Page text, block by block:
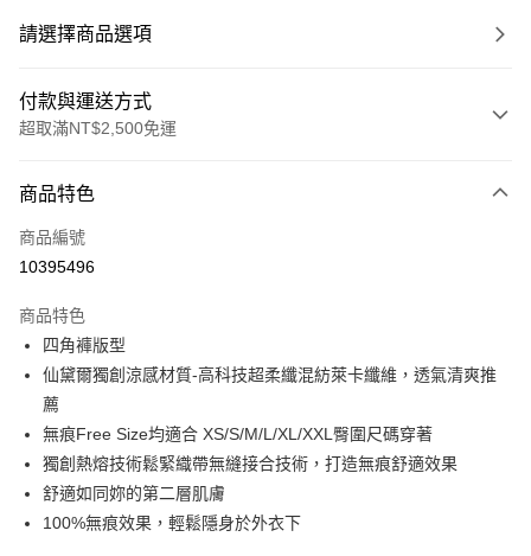
請選擇商品選項
付款與運送方式
超取滿NT$2,500免運
信用卡一次付款
信用卡分期付款
合作金庫商業銀行
華南商業銀行
上海商業儲蓄銀行
台北富邦商業銀行
國泰世華商業銀行
臺灣中小企業銀行
台中商業銀行
匯豐（台灣）商業銀行
華泰商業銀行
聯邦商業銀行
遠東國際商業銀行
元大商業銀行
玉山商業銀行
星展（台灣）商業銀行
超商取貨付款
LINE Pay
街口支付
悠遊付
商品特色
商品編號
10395496
商品特色
四角褲版型
仙黛爾獨創涼感材質-高科技超柔纖混紡萊卡纖維，透氣清爽推
薦
無痕Free Size均適合 XS/S/M/L/XL/XXL臀圍尺碼穿著
獨創熱熔技術鬆緊織帶無縫接合技術，打造無痕舒適效果
舒適如同妳的第二層肌膚
100%無痕效果，輕鬆隱身於外衣下